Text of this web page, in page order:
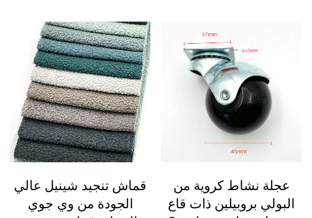
عجلة نشاط كروية من
البولي بروبيلين ذات قاع
قماش تنجيد شينيل عالي
الجودة من وي جوي